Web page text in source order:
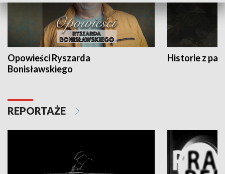
Opowieści Ryszarda
Bonisławskiego
Historie z
REPORTAŻE